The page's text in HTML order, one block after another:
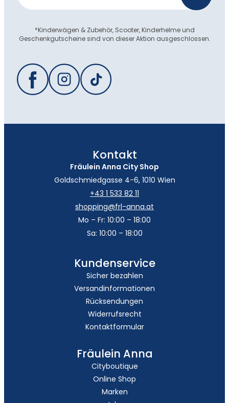
*Kinderwägen & Zubehör, Scooter, Kinderhelme und
Geschenkgutscheine sind von dieser Aktion ausgeschlossen.
Kontakt
Fräulein Anna City Shop
Goldschmiedgasse 4-6, 1010 Wien
+43 1 533 82 11
shopping@frl-anna.at
Mo – Fr: 10:00 – 18:00
Sa: 10:00 – 18:00
Kundenservice
Sicher bezahlen
Versandinformationen
Rücksendungen
Widerrufsrecht
Kontaktformular
Fräulein Anna
Cityboutique
Online Shop
Marken